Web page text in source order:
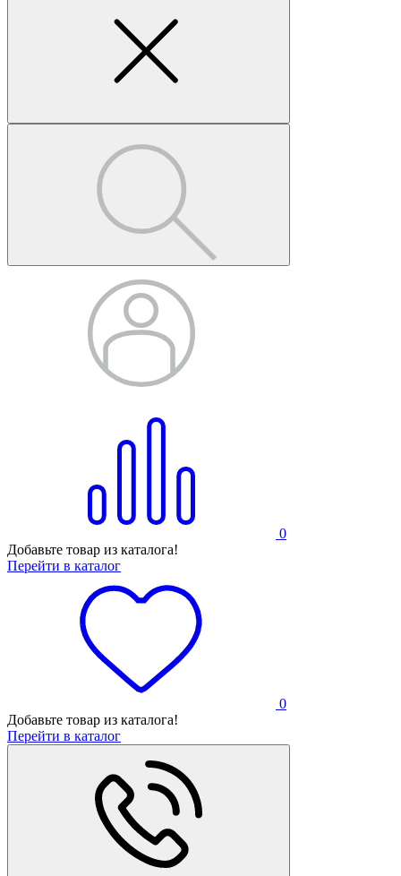
0
Добавьте товар из каталога!
Перейти в каталог
0
Добавьте товар из каталога!
Перейти в каталог